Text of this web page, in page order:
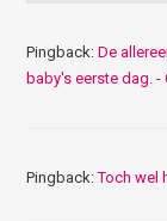
Pingback:De
baby's eerste dag. -
Pingback:Toch wel